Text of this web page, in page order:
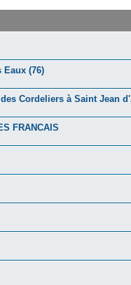
Eaux (76)
Cordeliers à Saint Jean
FRANCAIS